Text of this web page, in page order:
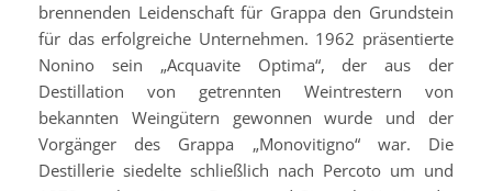
brennenden Leidenschaft für Grappa den Grundstein
für das erfolgreiche Unternehmen. 1962 präsentierte
Nonino sein „Acquavite Optima“, der aus der
Destillation von getrennten Weintrestern von
bekannten Weingütern gewonnen wurde und der
Vorgänger des Grappa „Monovitigno“ war. Die
Destillerie siedelte schließlich nach Percoto um und